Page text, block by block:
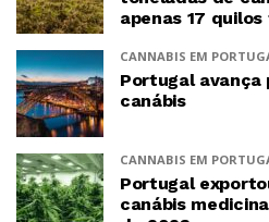
apenas 17
CANNABIS EM
Portugal avança
canábis
CANNABIS EM
Portugal
canábis